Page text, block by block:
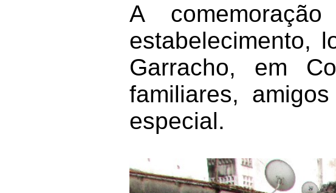
A
estabelecimento,
Garracho, em
familiares,
especial.